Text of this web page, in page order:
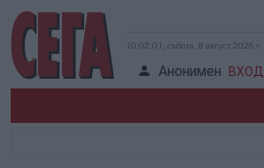
10:02:01, събота, 8 август 2026 г.
Анонимен ВХОД